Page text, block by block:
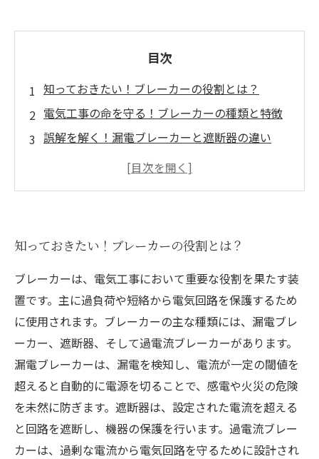
目次
知っておきたい！ブレーカーの役割とは？
電気工事の命を守る！ブレーカーの種類と特徴
誤解を解く！漏電ブレーカーと遮断器の違い
なぜブレーカー選定が重要なのか？その理由と
ブレーカーの選び方：適切な選定がもたらす安
全性
未来の電気工事を見据えて：ブレーカーの進化
と重要性
知っておきたい！ブレーカーの役割とは？
ブレーカーは、電気工事において重要な役割を果たす装
置です。主に過負荷や短絡から電気回路を保護するため
に使用されます。ブレーカーの主な種類には、漏電ブレ
ーカー、遮断器、そして過電流ブレーカーがあります。
漏電ブレーカーは、漏電を検知し、電流が一定の閾値を
超えると自動的に電源を切ることで、感電や火災の危険
を未然に防ぎます。遮断器は、設定された電流を超える
と回路を遮断し、機器の保護を行います。過電流ブレー
カーは、過剰な電流から電気回路を守るために設計され